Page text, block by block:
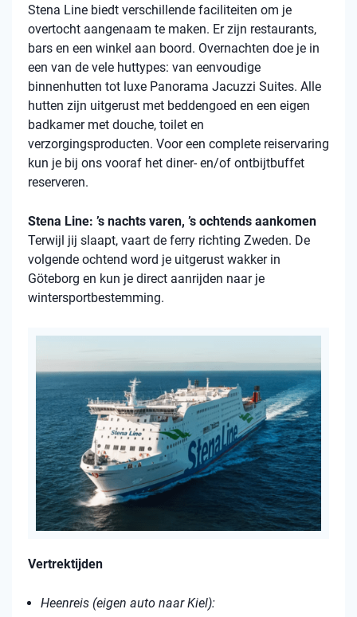
Stena Line biedt verschillende faciliteiten om je
overtocht aangenaam te maken. Er zijn restaurants,
bars en een winkel aan boord. Overnachten doe je in
een van de vele huttypes: van eenvoudige
binnenhutten tot luxe Panorama Jacuzzi Suites. Alle
hutten zijn uitgerust met beddengoed en een eigen
badkamer met douche, toilet en
verzorgingsproducten. Voor een complete reiservaring
kun je bij ons vooraf het diner- en/of ontbijtbuffet
reserveren.
Stena Line: ’s nachts varen, ’s ochtends aankomen
Terwijl jij slaapt, vaart de ferry richting Zweden. De
volgende ochtend word je uitgerust wakker in
Göteborg en kun je direct aanrijden naar je
wintersportbestemming.
Vertrektijden
Heenreis (eigen auto naar Kiel):